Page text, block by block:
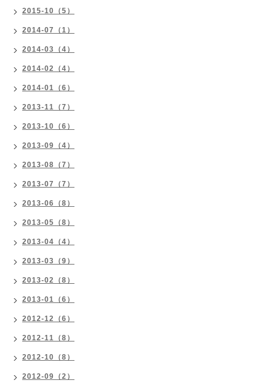
2015-10（5）
2014-07（1）
2014-03（4）
2014-02（4）
2014-01（6）
2013-11（7）
2013-10（6）
2013-09（4）
2013-08（7）
2013-07（7）
2013-06（8）
2013-05（8）
2013-04（4）
2013-03（9）
2013-02（8）
2013-01（6）
2012-12（6）
2012-11（8）
2012-10（8）
2012-09（2）